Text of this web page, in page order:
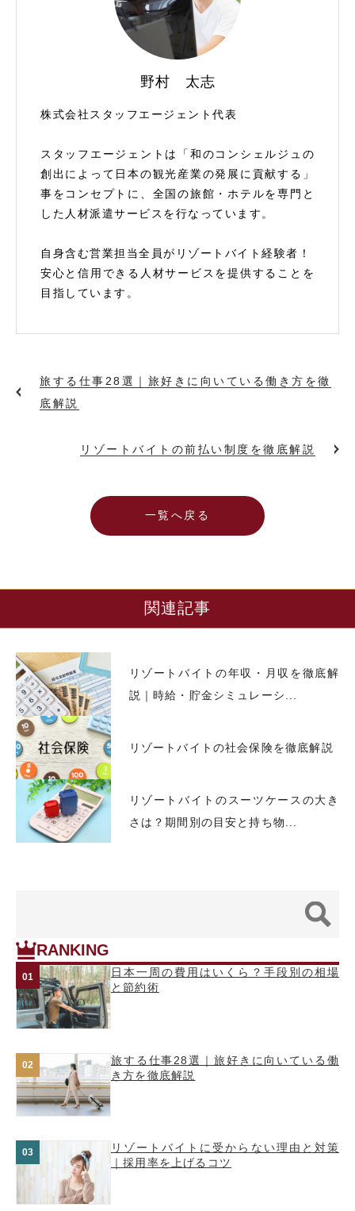
野村 太志
株式会社スタッフエージェント代表
スタッフエージェントは「和のコンシェルジュの
創出によって日本の観光産業の発展に貢献する」
事をコンセプトに、全国の旅館・ホテルを専門と
した人材派遣サービスを行なっています。
自身含む営業担当全員がリゾートバイト経験者！
安心と信用できる人材サービスを提供することを
目指しています。
旅する仕事28選｜旅好きに向いている働き方を徹
底解説
一覧へ戻る
リゾートバイトの前払い制度を徹底解説
関連記事
リゾートバイトの年収・月収を徹底解
説｜時給・貯金シミュレーシ...
リゾートバイトの社会保険を徹底解説
リゾートバイトのスーツケースの大き
さは？期間別の目安と持ち物...
RANKING
日本一周の費用はいくら？手段別の相場
と節約術
旅する仕事28選｜旅好きに向いている働
き方を徹底解説
リゾートバイトに受からない理由と対策
｜採用率を上げるコツ